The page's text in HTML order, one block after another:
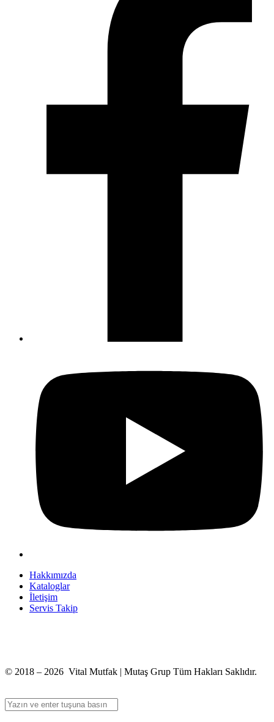
Hakkımızda
Kataloglar
İletişim
Servis Takip
© 2018 – 2026 Vital Mutfak | Mutaş Grup Tüm Hakları Saklıdır.